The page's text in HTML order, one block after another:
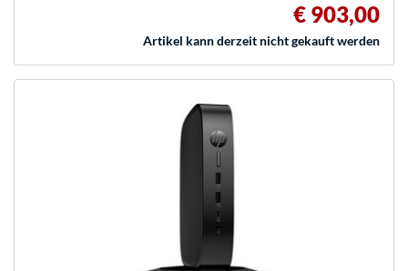
€ 903,00
Artikel kann derzeit nicht gekauft werden